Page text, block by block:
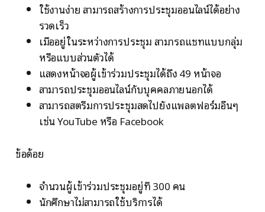
ใช้งานง่าย สามารถสร้างการประชุมออนไลน์ได้อย่าง
รวดเร็ว
เมื่ออยู่ในระหว่างการประชุม สามารถแชทแบบกลุ่ม
หรือแบบส่วนตัวได้
แสดงหน้าจอผู้เข้าร่วมประชุมได้ถึง 49 หน้าจอ
สามารถประชุมออนไลน์กับบุคคลภายนอกได้
สามารถสตรีมการประชุมสดไปยังแพลตฟอร์มอื่นๆ
เช่น YouTube หรือ Facebook
ข้อด้อย
จำนวนผู้เข้าร่วมประชุมอยู่ที่ 300 คน
นักศึกษาไม่สามารถใช้บริการได้